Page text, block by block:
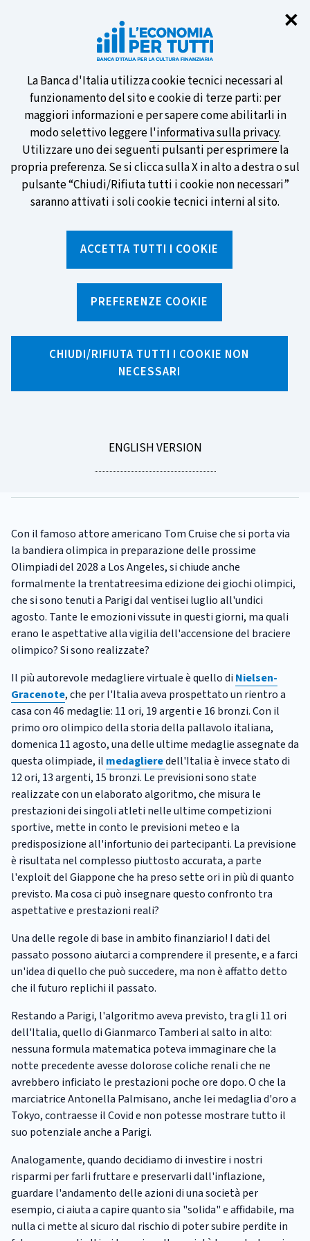
✕
Informativa
sui
cookie
La Banca d'Italia utilizza cookie tecnici necessari al
funzionamento del sito e cookie di terze parti: per
maggiori informazioni e per sapere come abilitarli in
modo selettivo leggerel'informativa sulla privacy.
Utilizzare uno dei seguenti pulsanti per esprimere la
propria preferenza. Se si clicca sulla X in alto a destra o sul
pulsante “Chiudi/Rifiuta tutti i cookie non necessari”
saranno attivati i soli cookie tecnici interni al sito.
ACCETTA TUTTI I COOKIE
PREFERENZE COOKIE
CHIUDI/RIFIUTA TUTTI I COOKIE NON
NECESSARI
GO
ENGLISH VERSION
Partecipa al sondaggio della BCE
sulle nuove banconote e vota la tua
preferita!
SCOPRI DI PIÙ
Facebook
LinkedinWhatsApp
Email
Con il famoso attore americano Tom Cruise che si porta via
la bandiera olimpica in preparazione delle prossime
Olimpiadi del 2028 a Los Angeles, si chiude anche
formalmente la trentatreesima edizione dei giochi olimpici,
che si sono tenuti a Parigi dal ventisei luglio all'undici
agosto. Tante le emozioni vissute in questi giorni, ma quali
erano le aspettative alla vigilia dell'accensione del braciere
olimpico? Si sono realizzate?
Il più autorevole medagliere virtuale è quello di Nielsen-
Gracenote, che per l'Italia aveva prospettato un rientro a
casa con 46 medaglie: 11 ori, 19 argenti e 16 bronzi. Con il
primo oro olimpico della storia della pallavolo italiana,
domenica 11 agosto, una delle ultime medaglie assegnate da
questa olimpiade, il medaglieredell'Italia è invece stato di
12 ori, 13 argenti, 15 bronzi. Le previsioni sono state
realizzate con un elaborato algoritmo, che misura le
prestazioni dei singoli atleti nelle ultime competizioni
sportive, mette in conto le previsioni meteo e la
predisposizione all'infortunio dei partecipanti. La previsione
è risultata nel complesso piuttosto accurata, a parte
l'exploit del Giappone che ha preso sette ori in più di quanto
previsto. Ma cosa ci può insegnare questo confronto tra
aspettative e prestazioni reali?
Una delle regole di base in ambito finanziario! I dati del
passato possono aiutarci a comprendere il presente, e a farci
un'idea di quello che può succedere, ma non è affatto detto
che il futuro replichi il passato.
Restando a Parigi, l'algoritmo aveva previsto, tra gli 11 ori
dell'Italia, quello di Gianmarco Tamberi al salto in alto:
nessuna formula matematica poteva immaginare che la
notte precedente avesse dolorose coliche renali che ne
avrebbero inficiato le prestazioni poche ore dopo. O che la
marciatrice Antonella Palmisano, anche lei medaglia d'oro a
Tokyo, contraesse il Covid e non potesse mostrare tutto il
suo potenziale anche a Parigi.
Analogamente, quando decidiamo di investire i nostri
risparmi per farli fruttare e preservarli dall'inflazione,
guardare l'andamento delle azioni di una società per
esempio, ci aiuta a capire quanto sia "solida" e affidabile, ma
nulla ci mette al sicuro dal rischio di poter subire perdite in